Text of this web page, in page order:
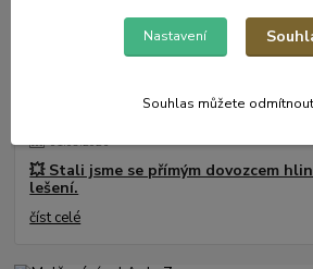
01.08.2026
💥 Stali jsme se přímým dovozcem
lešení.
číst celé
Nastavení
Souhlas můžete odmítnout